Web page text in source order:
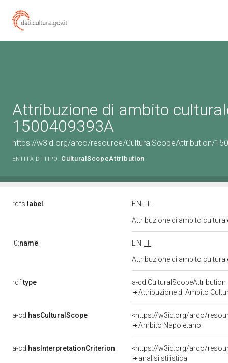
Attribuzione di ambito
1500409393A
https://w3id.org/arco/resource/CulturalScopeAttribution/
ENTITÀ DI TIPO: CulturalScopeAttribution
rdfs: label EN
IT
Attribuzione di ambito
l0:name EN
IT
Attribuzione di ambito
rdf:type
a-cd:CulturalScopeAttribution
Attribuzione di Ambito
a-cd:hasCulturalScope
<https://w3id.org/arco/
Ambito Napoletano
a-cd:hasInterpretationCriterion
<https://w3id.org/arco/
analisi stilistica